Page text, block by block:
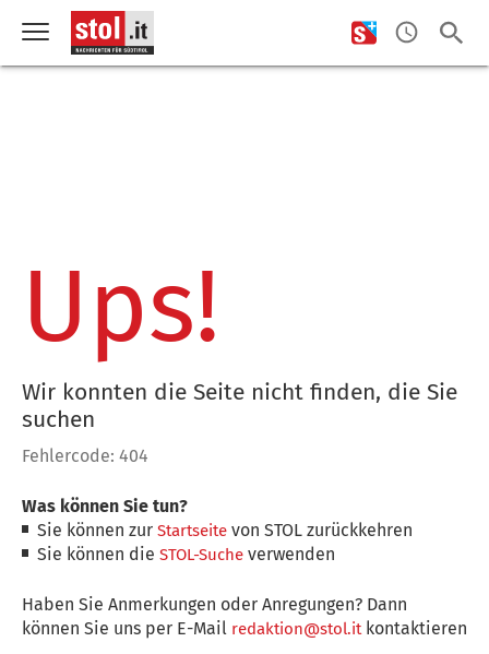
Ups!
Wir konnten die Seite nicht finden, die Sie
suchen
Fehlercode: 404
Was können Sie tun?
Sie können zurStartseite von STOL zurückkehren
Sie können dieSTOL-Suche verwenden
Haben Sie Anmerkungen oder Anregungen? Dann
können Sie uns per E-Mail redaktion@stol.itkontaktieren